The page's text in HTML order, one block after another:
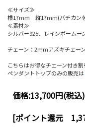
≪サイズ≫
横17mm 縦17mm(バチカン
≪素材≫
シルバー925、レインボームー
チェーン：2mmアズキチェー
こちらはお得なチェーン付き割
ペンダントトップのみの販売は
価格:13,700円(税込)
[ポイント還元